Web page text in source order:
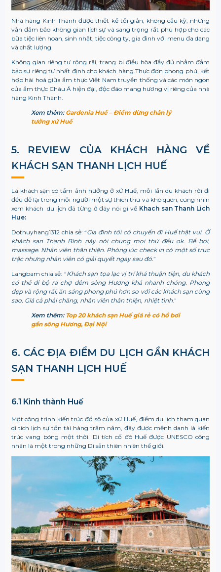
Nhà hàng Kinh Thành được thiết kế tối giản, không cầu kỳ, nhưng
vẫn đảm bảo không gian lịch sự và sang trọng rất phù hợp cho các
bữa tiệc liên hoan, sinh nhật, tiệc công ty, gia đình với menu đa dạng
và chất lượng.
Không gian riêng tư rộng rãi, trang bị điều hòa đầy đủ nhằm đảm
bảo sự riêng tư nhất định cho khách hàng.Thực đơn phong phú, kết
hợp hài hoà giữa ẩm thực Việt Nam truyền thống và các món ngon
của ẩm thực Châu Á hiện đại, độc đáo mang hương vị riêng của nhà
hàng Kinh Thành.
Xem thêm: Gardenia Huế – Điểm dừng chân lý
tưởng xứ Huế
5. REVIEW CỦA KHÁCH HÀNG VỀ
KHÁCH SẠN THANH LỊCH HUẾ
Là khách sạn có tầm ảnh hưởng ở xứ Huế, mỗi lần du khách rời đi
đều để lại trong mỗi người một sự thích thú và khó quên, cùng nhìn
xem khách du lịch đã từng ở đây nói gì về Khach san Thanh Lich
Hue:
Dothuyhang1312 chia sẻ: “Gia đình tôi có chuyến đi Huế thật vui. Ở
khách sạn Thanh Bình này nói chung mọi thứ đều ok. Bể bơi,
massage. Nhân viên thân thiện. Phòng lúc check in có một số trục
trặc nhưng nhân viên có giải quyết ngay sau đó.”
Langbam chia sẻ: “Khách sạn tọa lạc vị trí khá thuận tiện, du khách
có thể đi bộ ra chợ đêm sông Hương khá nhanh chóng. Phong
đẹp và rộng rãi, ăn sáng phong phú hơn so với các khách sạn cùng
sao. Giá cả phải chăng, nhân viên thân thiện, nhiệt tình.”
Xem thêm: Top 20 khách sạn Huế giá rẻ có hồ bơi
gần sông Hương, Đại Nội
6. CÁC ĐỊA ĐIỂM DU LỊCH GẦN KHÁCH
SẠN THANH LỊCH HUẾ
6.1 Kinh thành Huế
Một công trình kiến trúc đồ sộ của xứ Huế, điểm du lịch tham quan
di tích lịch sự tồn tài hàng trăm năm, đây được mệnh danh là kiến
trúc vang bóng một thời. Di tích cố đô Huế được UNESCO công
nhân là một trong những Di sản thiên nhiên thế giới.